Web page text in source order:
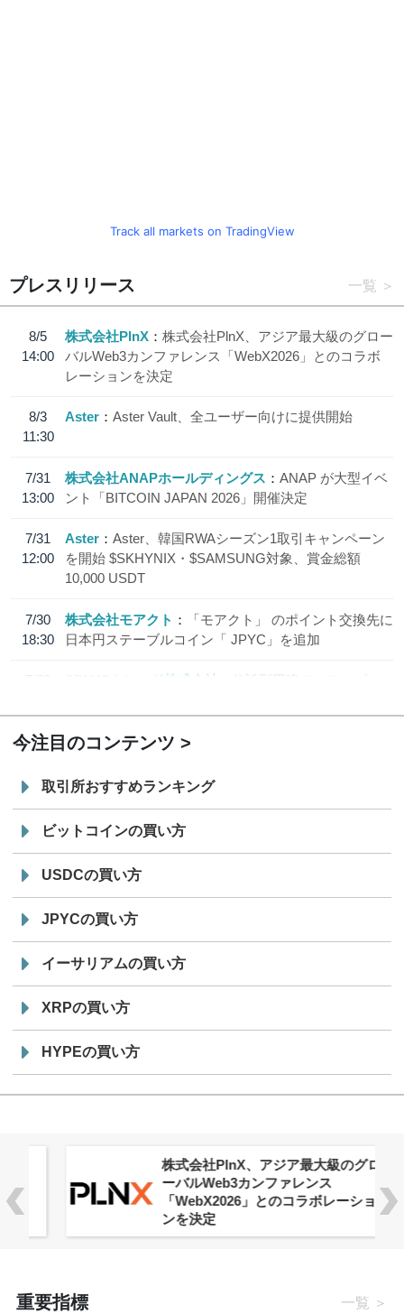
Track all markets on TradingView
プレスリリース 一覧
8/5
14:00
株式会社PlnX
株式会社PlnX、アジア最大級のグロー
バルWeb3カンファレンス「WebX2026」とのコラボ
レーションを決定
8/3
11:30
Aster Aster Vault、全ユーザー向けに提供開始
7/31
13:00
株式会社ANAPホールディングス
ANAP が大型イベ
ント「BITCOIN JAPAN 2026」開催決定
7/31
12:00
Aster
Aster、韓国RWAシーズン1取引キャンペーン
を開始 $SKHYNIX・$SAMSUNG対象、賞金総額
10,000 USDT
7/30
18:30
株式会社モアクト
「モアクト」 のポイント交換先に
日本円ステーブルコイン「 JPYC」を追加
7/29
SBI VCトレード株式会社
信託型円建てステーブル
今注目のコンテンツ
取引所おすすめランキング
ビットコインの買い方
USDCの買い方
JPYCの買い方
イーサリアムの買い方
XRPの買い方
HYPEの買い方
株式会社PlnX、アジア最大級のグロ
ーバルWeb3カンファレンス
「WebX2026」とのコラボレーショ
ンを決定
重要指標 一覧